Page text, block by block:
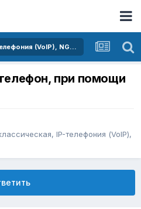
Телефония: классическая, IP-телефония (VoIP), NGN сети
при помощи
IP-телефония (VoIP),